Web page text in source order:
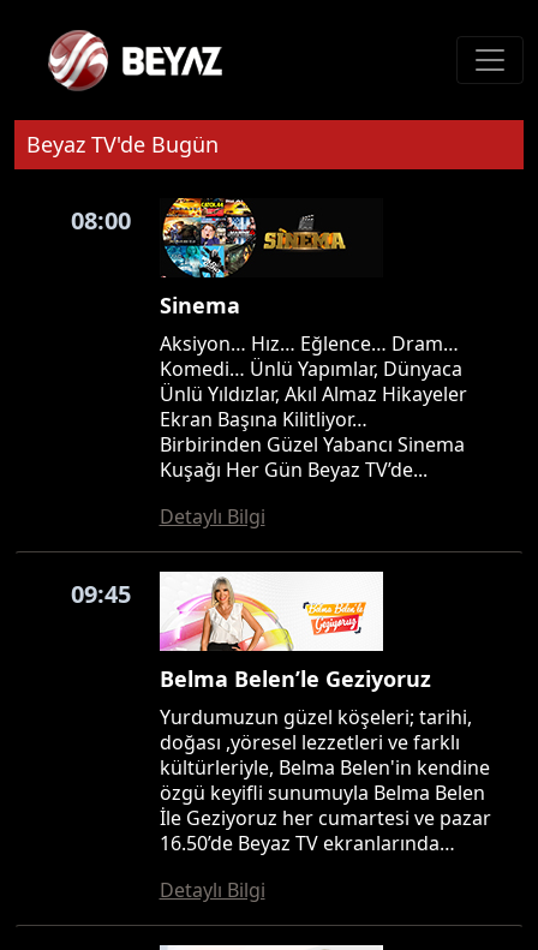
Beyaz TV'de Bugün
08:00
Sinema
Aksiyon… Hız… Eğlence… Dram…
Komedi… Ünlü Yapımlar, Dünyaca
Ünlü Yıldızlar, Akıl Almaz Hikayeler
Ekran Başına Kilitliyor…
Birbirinden Güzel Yabancı Sinema
Kuşağı Her Gün Beyaz TV’de...
Detaylı Bilgi
09:45
Belma Belen’le Geziyoruz
Yurdumuzun güzel köşeleri; tarihi,
doğası ,yöresel lezzetleri ve farklı
kültürleriyle, Belma Belen'in kendine
özgü keyifli sunumuyla Belma Belen
İle Geziyoruz her cumartesi ve pazar
16.50’de Beyaz TV ekranlarında…
Detaylı Bilgi